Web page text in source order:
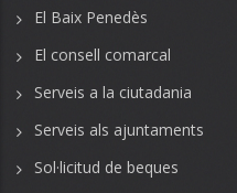
El Baix Penedès
El consell comarcal
Serveis a la ciutadania
Serveis als ajuntaments
Sol·licitud de beques